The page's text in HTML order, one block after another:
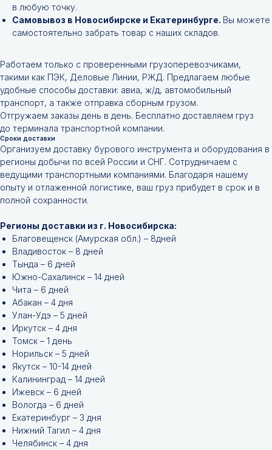
в любую точку.
Самовывоз в Новосибирске и Екатеринбурге. Вы можете
самостоятельно забрать товар с наших складов.
Работаем только с проверенными грузоперевозчиками,
такими как ПЭК, Деловые Линии, РЖД. Предлагаем любые
удобные способы доставки: авиа, ж/д, автомобильный
транспорт, а также отправка сборным грузом.
Отгружаем заказы день в день. Бесплатно доставляем груз
до терминала транспортной компании.
Сроки доставки
Организуем доставку бурового инструмента и оборудования в
регионы добычи по всей России и СНГ. Сотрудничаем с
ведущими транспортными компаниями. Благодаря нашему
опыту и отлаженной логистике, ваш груз прибудет в срок и в
полной сохранности.
Регионы доставки из г. Новосибирска:
Благовещенск (Амурская обл.) – 8дней
Владивосток – 8 дней
Тында – 6 дней
Южно-Сахалинск – 14 дней
Чита – 6 дней
Абакан – 4 дня
Улан-Удэ – 5 дней
Иркутск – 4 дня
Томск – 1 день
Норильск – 5 дней
Якутск – 10-14 дней
Калининград – 14 дней
Ижевск – 6 дней
Вологда – 6 дней
Екатеринбург – 3 дня
Нижний Тагил – 4 дня
Челябинск – 4 дня